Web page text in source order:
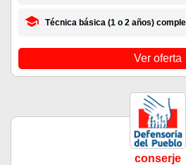
Técnica básica (1 o 2 años)
Ver oferta
conserje